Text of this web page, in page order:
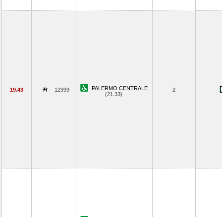
19.43 12999
PALERMO CENTRALE
(21.33)
2